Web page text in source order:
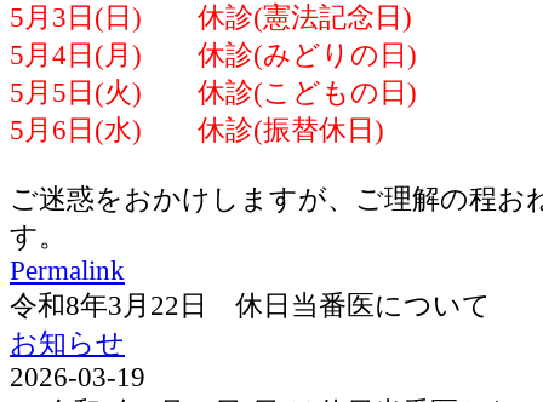
5月3日(日) 休診(憲法記念日)
5月4日(月) 休診(みどりの日)
5月5日(火) 休診(こどもの日)
5月6日(水) 休診(振替休日)
ご迷惑をおかけしますが、ご理解の程お
す。
Permalink
令和8年3月22日 休日当番医について
お知らせ
2026-03-19